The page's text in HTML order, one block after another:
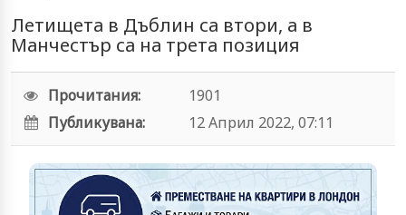
Летищета в Дъблин са втори, а в
Манчестър са на трета позиция
Прочитания:
1901
Публикувана:
12 Април 2022, 07:11